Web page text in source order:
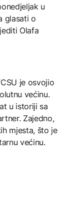
u
glasati o
Olafa
je osvojio
većinu.
u istoriji sa
Zajedno,
mjesta, što je
većinu.